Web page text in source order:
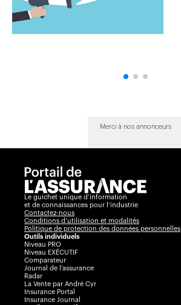
Merci à nos annonceurs
Le guichet unique d’information
et de connaissances pour l’industrie
Contactez-nous
Conditions d’utilisation et modalités
Politique de protection des données personnelles
Outils individuels
Niveau PRO
Niveau EXÉCUTIF
Comparateur
Journal de l’assurance
Radar
La Vente par André Cyr
Insurance Portal
Insurance Journal